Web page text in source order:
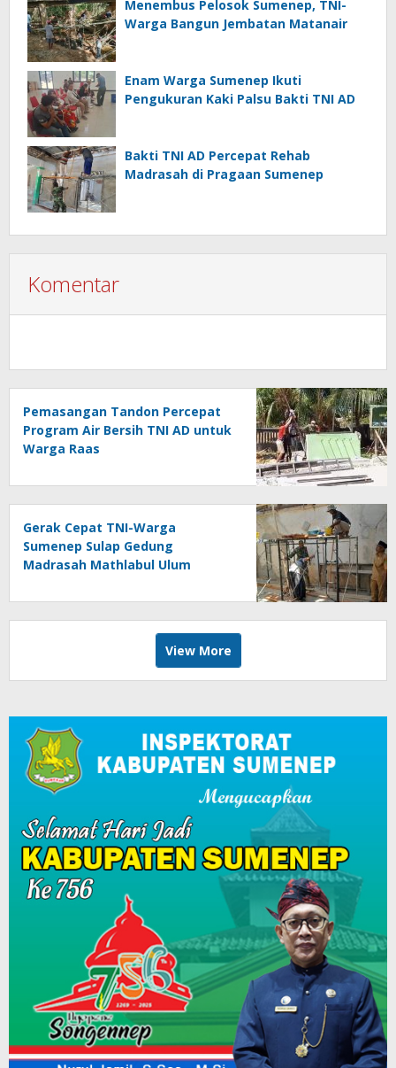
Menembus Pelosok Sumenep, TNI-
Warga Bangun Jembatan Matanair
Enam Warga Sumenep Ikuti
Pengukuran Kaki Palsu Bakti TNI AD
Bakti TNI AD Percepat Rehab
Madrasah di Pragaan Sumenep
Komentar
Pemasangan Tandon Percepat
Program Air Bersih TNI AD untuk
Warga Raas
Gerak Cepat TNI-Warga
Sumenep Sulap Gedung
Madrasah Mathlabul Ulum
View More